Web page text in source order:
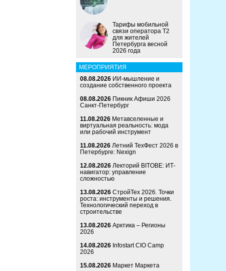
Тарифы мобильной
связи оператора Т2
для жителей
Петербурга весной
2026 года
МЕРОПРИЯТИЯ
08.08.2026 ИИ-мышление и
создание собственного проекта
08.08.2026 Пикник Афиши 2026
Санкт-Петербург
11.08.2026 Метавселенные и
виртуальная реальность: мода
или рабочий инструмент
11.08.2026 Летний ТехФест 2026 в
Петербурге: Nexign
12.08.2026 Лекторий BITOBE: ИТ-
навигатор: управление
сложностью
13.08.2026 СтройТех 2026. Точки
роста: инструменты и решения.
Технологический переход в
строительстве
13.08.2026 Арктика – Регионы
2026
14.08.2026 Infostart CIO Camp
2026
15.08.2026 Маркет Маркета